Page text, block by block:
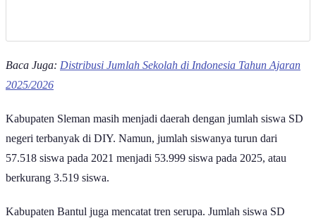
Baca Juga: Distribusi Jumlah Sekolah di Indonesia Tahun Ajaran
2025/2026
Kabupaten Sleman masih menjadi daerah dengan jumlah siswa SD
negeri terbanyak di DIY. Namun, jumlah siswanya turun dari
57.518 siswa pada 2021 menjadi 53.999 siswa pada 2025, atau
berkurang 3.519 siswa.
Kabupaten Bantul juga mencatat tren serupa. Jumlah siswa SD